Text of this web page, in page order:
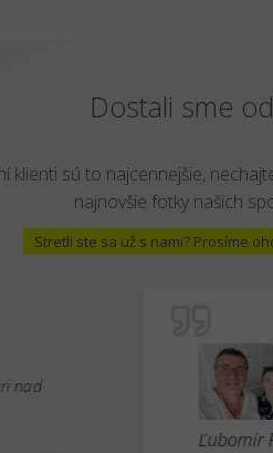
Dostali sme
klienti sú to najcennejšie,
najnovšie fotky našich
Stretli ste sa už s nami? Prosíme
nad
Ľubomír